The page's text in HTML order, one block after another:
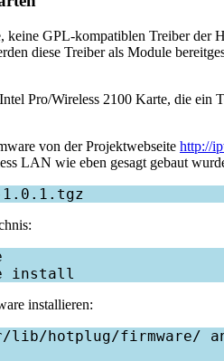
keine GPL-kompatiblen Treiber
diese Treiber als Module
Pro/Wireless 2100 Karte, die ein
von der Projektwebseite http://
LAN wie eben gesagt gebaut
installieren:
hotplug/firmware/